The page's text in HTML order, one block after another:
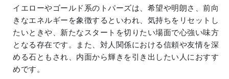
イエローやゴールド系のトパーズは、希望や明朗さ、前向
きなエネルギーを象徴するといわれ、気持ちをリセットし
たいときや、新たなスタートを切りたい場面で心強い味方
となる存在です。また、対人関係における信頼や友情を深
める石ともされ、内面から輝きを引き出したい人におすす
めです。